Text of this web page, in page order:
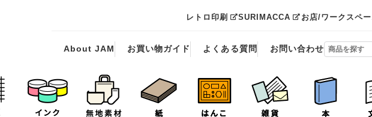
レトロ印刷 SURIMACCA お店/ワークスペー
About JAM お買い物ガイド よくある質問 お問い合わせ